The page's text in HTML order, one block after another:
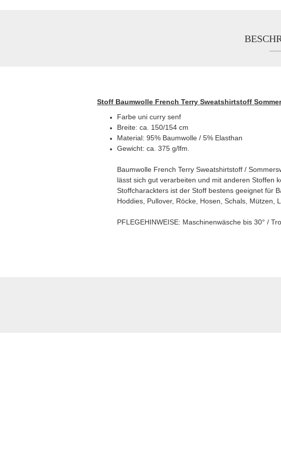
Stoff Baumwolle French Terry Sweatshirtstoff
Farbe uni curry senf
Breite: ca. 150/154 cm
Material: 95% Baumwolle / 5% Elasthan
Gewicht: ca. 375 g/lfm.
Baumwolle French Terry Sweatshirtstoff /
lässt sich gut verarbeiten und mit anderen Stoffen
Stoffcharackters ist der Stoff bestens geeignet für
Hoddies, Pullover, Röcke, Hosen, Schals, Mützen,
PFLEGEHINWEISE: Maschinenwäsche bis 30° /